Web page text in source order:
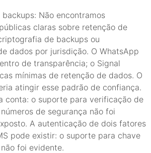
Não encontramos
claras sobre retenção de
de backups ou
dados por jurisdição. O WhatsApp
de transparência; o Signal
mínimas de retenção de dados. O
atingir esse padrão de confiança.
conta: o suporte para verificação de
de segurança não foi
A autenticação de dois fatores
pode existir: o suporte para chave
foi evidente.